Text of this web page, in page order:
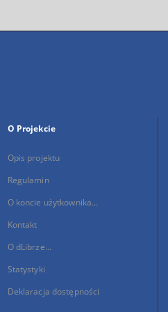
O Projekcie
Opis projektu
Regulamin
O koncie użytkownika...
Kontakt
O dLibrze...
Statystyki
Deklaracja dostępności